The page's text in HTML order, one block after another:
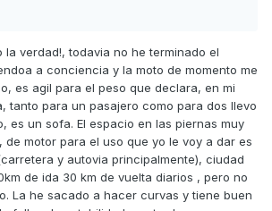
la verdad!, todavia no he terminado el
a conciencia y la moto de momento me
es agil para el peso que declara, en mi
tanto para un pasajero como para dos llevo
es un sofa. El espacio en las piernas muy
de motor para el uso que yo le voy a dar es
y autovia principalmente), ciudad
de ida 30 km de vuelta diarios , pero no
La he sacado a hacer curvas y tiene buen